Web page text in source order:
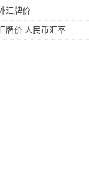
汇牌价
牌价 人民币汇率